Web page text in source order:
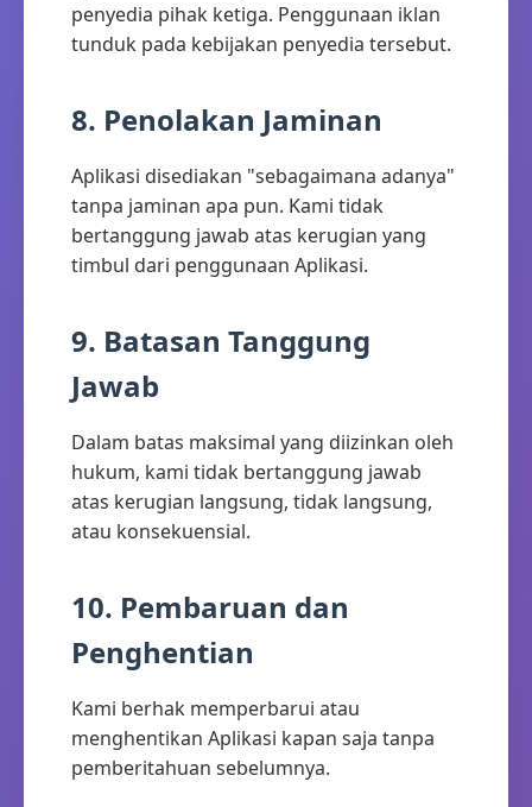
penyedia pihak ketiga. Penggunaan iklan
tunduk pada kebijakan penyedia tersebut.
8. Penolakan Jaminan
Aplikasi disediakan "sebagaimana adanya"
tanpa jaminan apa pun. Kami tidak
bertanggung jawab atas kerugian yang
timbul dari penggunaan Aplikasi.
9. Batasan Tanggung
Jawab
Dalam batas maksimal yang diizinkan oleh
hukum, kami tidak bertanggung jawab
atas kerugian langsung, tidak langsung,
atau konsekuensial.
10. Pembaruan dan
Penghentian
Kami berhak memperbarui atau
menghentikan Aplikasi kapan saja tanpa
pemberitahuan sebelumnya.